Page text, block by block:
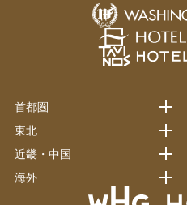
首都圏
東北
近畿・中国
海外